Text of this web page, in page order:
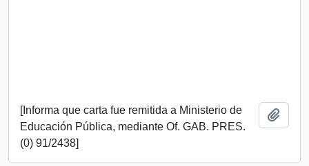
[Informa que carta fue remitida a Ministerio de
Educación Pública, mediante Of. GAB. PRES.
(0) 91/2438]